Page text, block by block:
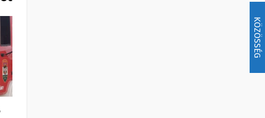
KÖZÖSSÉG